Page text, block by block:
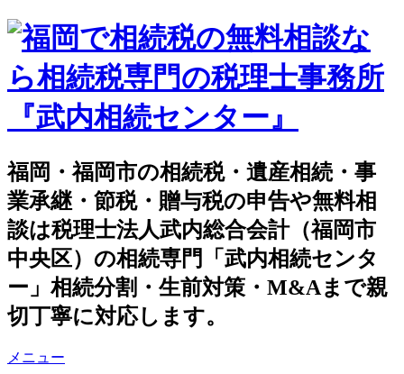
福岡・福岡市の相続税・遺産相続・事
業承継・節税・贈与税の申告や無料相
談は税理士法人武内総合会計（福岡市
中央区）の相続専門「武内相続センタ
ー」相続分割・生前対策・M&Aまで親
切丁寧に対応します。
メニュー